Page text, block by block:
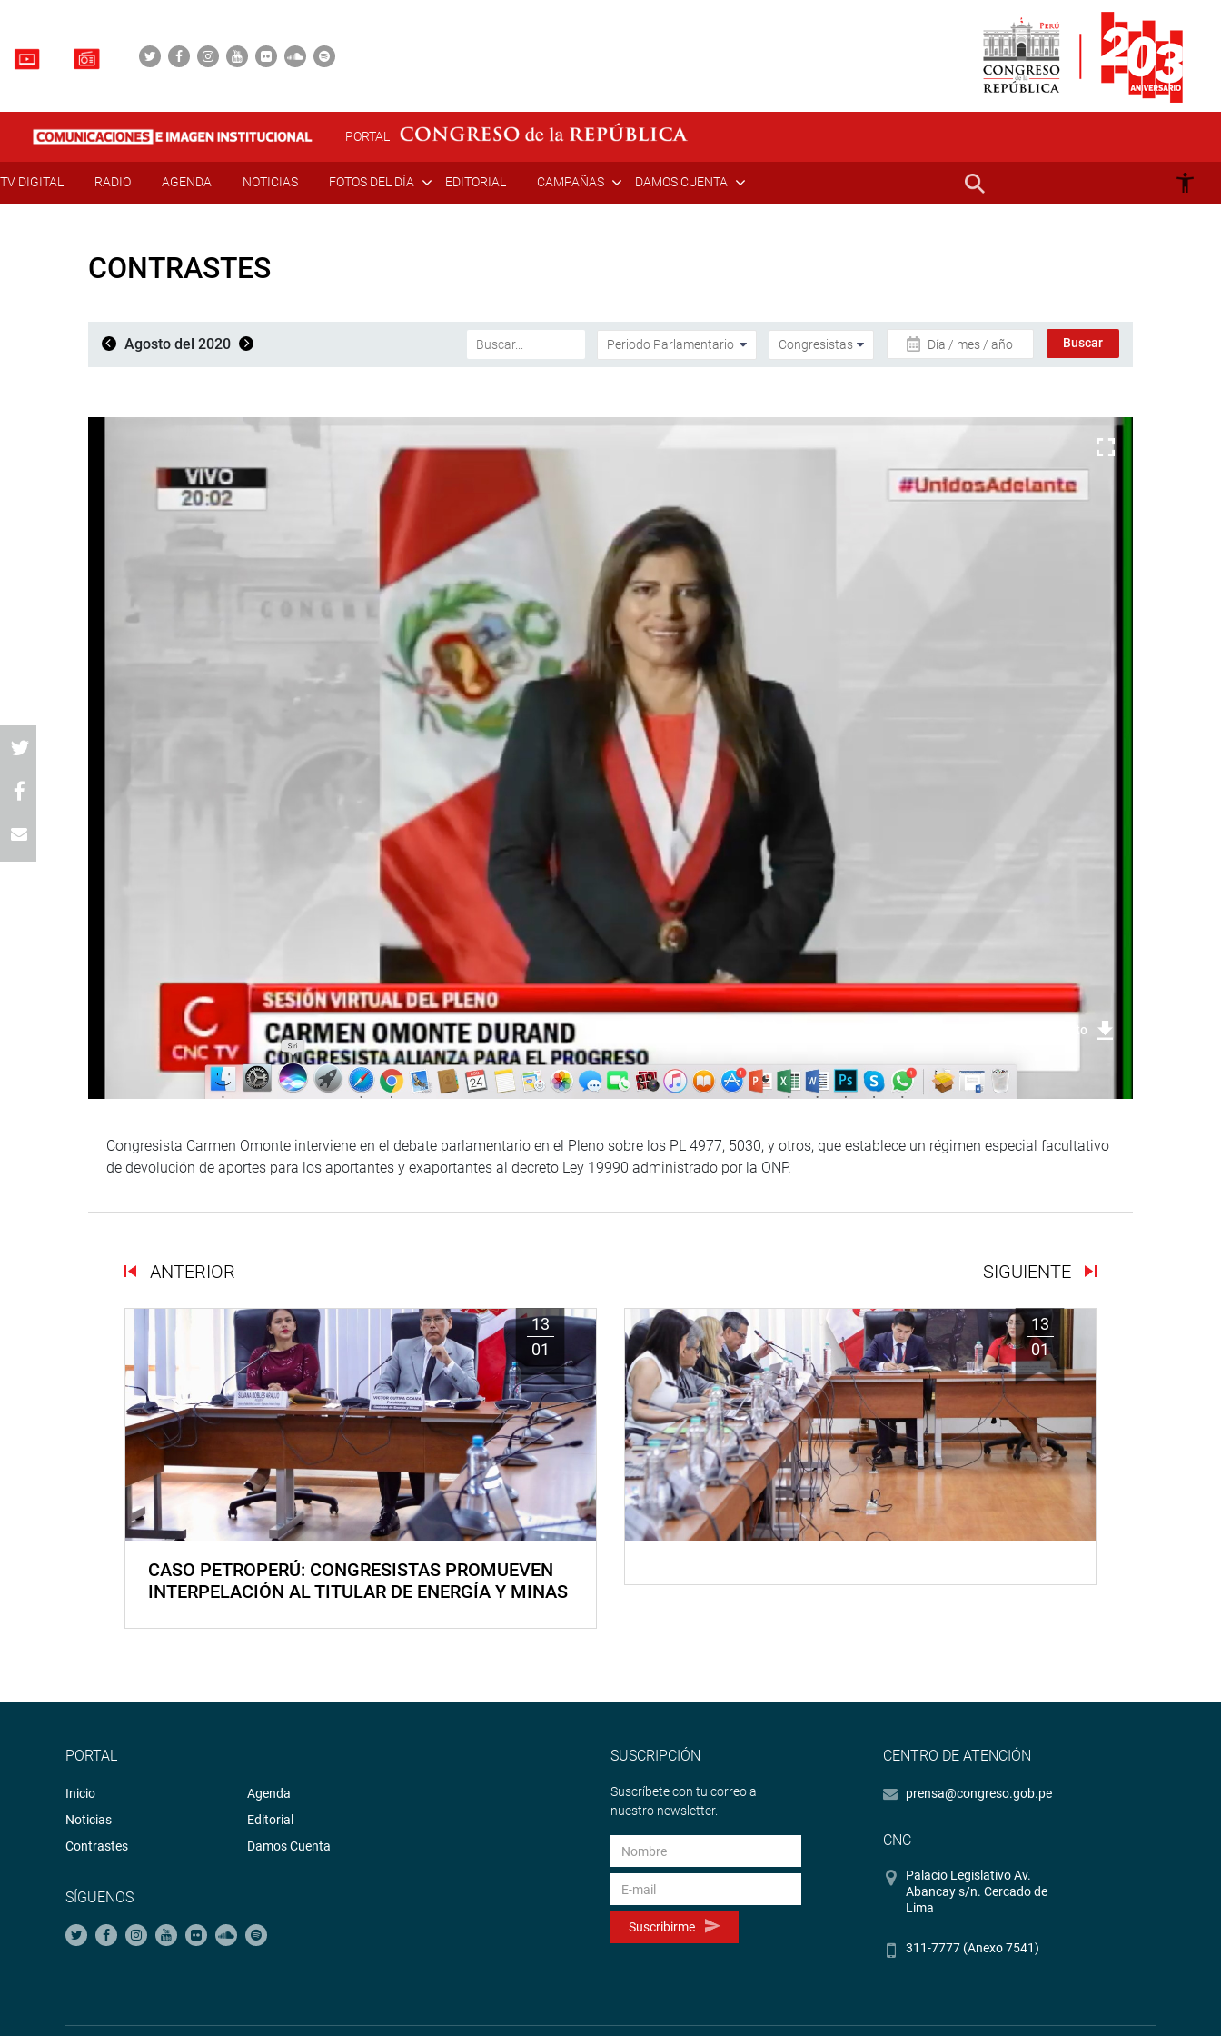
PORTAL
TV DIGITAL RADIO AGENDA NOTICIAS FOTOS DEL DÍA EDITORIAL CAMPAÑAS DAMOS CUENTA
CONTRASTES
Agosto del 2020 Día / mes / año
Descargar foto
Congresista Carmen Omonte interviene en el debate parlamentario en el Pleno sobre los PL 4977, 5030, y otros, que establece un régimen especial facultativo
de devolución de aportes para los aportantes y exaportantes al decreto Ley 19990 administrado por la ONP.
ANTERIOR SIGUIENTE
13
01
CASO PETROPERÚ: CONGRESISTAS PROMUEVEN
INTERPELACIÓN AL TITULAR DE ENERGÍA Y MINAS
13
01
PORTAL
Inicio
Noticias
Contrastes
Agenda
Editorial
Damos Cuenta
SÍGUENOS
SUSCRIPCIÓN
Suscríbete con tu correo a
nuestro newsletter.
Suscribirme
CENTRO DE ATENCIÓN
prensa@congreso.gob.pe
CNC
Palacio Legislativo Av.
Abancay s/n. Cercado de
Lima
311-7777 (Anexo 7541)